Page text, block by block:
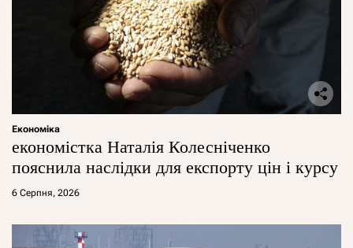
Економіка
економістка Наталія Колесніченко
пояснила наслідки для експорту цін і курсу
6 Серпня, 2026